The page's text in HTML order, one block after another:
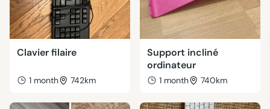
Clavier filaire
1 month 742km
Support incliné
ordinateur
1 month 740km